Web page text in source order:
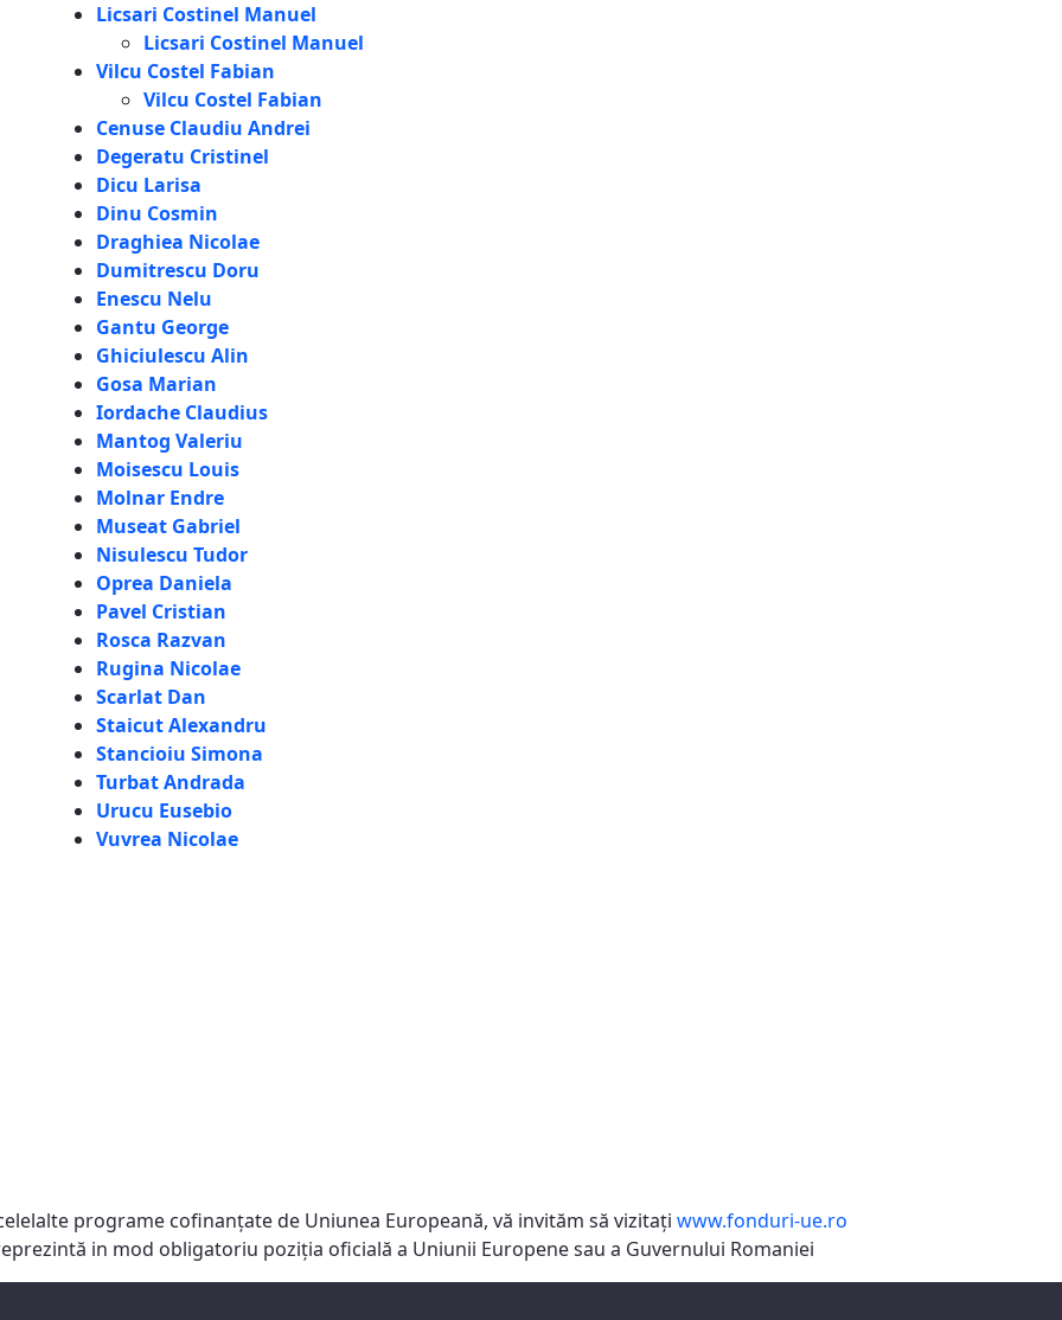
Licsari Costinel Manuel
Licsari Costinel Manuel
Vilcu Costel Fabian
Vilcu Costel Fabian
Cenuse Claudiu Andrei
Degeratu Cristinel
Dicu Larisa
Dinu Cosmin
Draghiea Nicolae
Dumitrescu Doru
Enescu Nelu
Gantu George
Ghiciulescu Alin
Gosa Marian
Iordache Claudius
Mantog Valeriu
Moisescu Louis
Molnar Endre
Museat Gabriel
Nisulescu Tudor
Oprea Daniela
Pavel Cristian
Rosca Razvan
Rugina Nicolae
Scarlat Dan
Staicut Alexandru
Stancioiu Simona
Turbat Andrada
Urucu Eusebio
Vuvrea Nicolae
programe cofinanţate de Uniunea Europeană, vă invităm să vizitaţi www.fonduri-ue.ro
in mod obligatoriu poziţia oficială a Uniunii Europene sau a Guvernului Romaniei